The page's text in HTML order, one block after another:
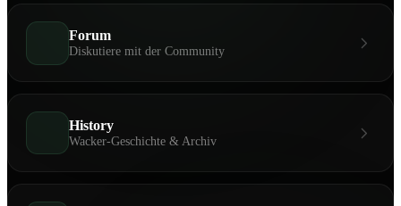
Forum
Diskutiere mit der Community
History
Wacker-Geschichte & Archiv